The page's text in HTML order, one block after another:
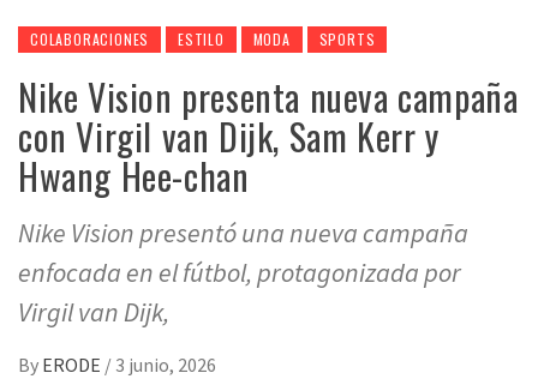
COLABORACIONES ESTILO MODA SPORTS
Nike Vision presenta nueva campaña
con Virgil van Dijk, Sam Kerr y
Hwang Hee-chan
Nike Vision presentó una nueva campaña
enfocada en el fútbol, protagonizada por
Virgil van Dijk,
By ERODE / 3 junio, 2026